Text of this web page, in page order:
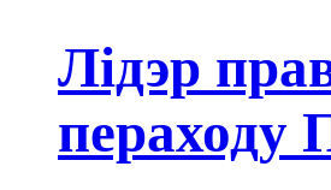
Лідэр
пераходу